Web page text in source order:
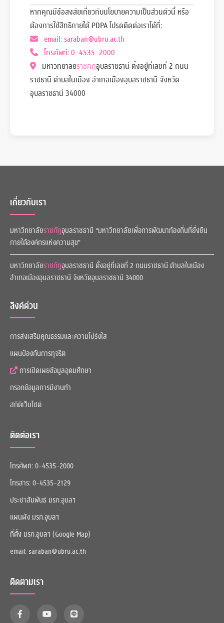
หากคุณมีข้อสงสัยเกี่ยวกับนโยบายความเป็นส่วนตัวนี้ หรือ
ต้องการใช้สิทธิภายใต้ PDPA โปรดติดต่อเราได้ที่:
email: saraban@ubru.ac.th
โทรศัพท์: 0-4535-2000
มหาวิทยาลัยราชภัฏอุบลราชธานี ตั้งอยู่ที่เลขที่ 2 ถนน
ราชธานี ตำบลในเมือง อำเภอเมืองอุบลราชธานี จังหวัด
อุบลราชธานี 34000
เกี่ยวกับเรา
มหาวิทยาลัยราชภัฏอุบลราชธานี “มหาวิทยาลัยเพื่อการพัฒนาท้องถิ่นที่ยั่งยืน
ภายใต้องค์กรแห่งความสุข"
มหาวิทยาลัยราชภัฏอุบลราชธานี ตั้งอยู่ที่เลขที่ 2 ถนนราชธานี ตำบลในเมือง
อำเภอเมืองอุบลราชธานี จังหวัดอุบลราชธานี 34000
ลิงค์ด่วน
การส่งเสริมคุณธรรมและความโปร่งใส
แผนป้องกันการทุจริต
การเปิดเผยข้อมูลอุดมศึกษา
กรอกข้อมูลการมีงานทำ
สถิติเว็บไซต์
ติดต่อเรา
โทรศัพท์: 0-4535-2000
โทรสาร: 0-4535-2129
ประชาสัมพันธ์ มรภ.อุบลฯ
แผนผัง มรภ.อุบลฯ
ที่ตั้ง มรภ.อุบลฯ (Google Map)
email: saraban@ubru.ac.th
ติดตามเรา
หรือเลือกถามบอทด้วยหัวข้อแนะนำด้านล่างค่ะ:
📝 สมัครเรียน / ทะเบียน / วุฒิการศึกษา / หลักสูตร (โทร. 2144)
💰 กองพัฒนานักศึษา,กู้ยืม กยศ. (โทร. 5204)
💳 ติดต่อชำระค่าเทอม (โทร. 1131)
🏢 หอพัก / ชุดครุย / เช่าห้องประชุม (โทร. 1980)